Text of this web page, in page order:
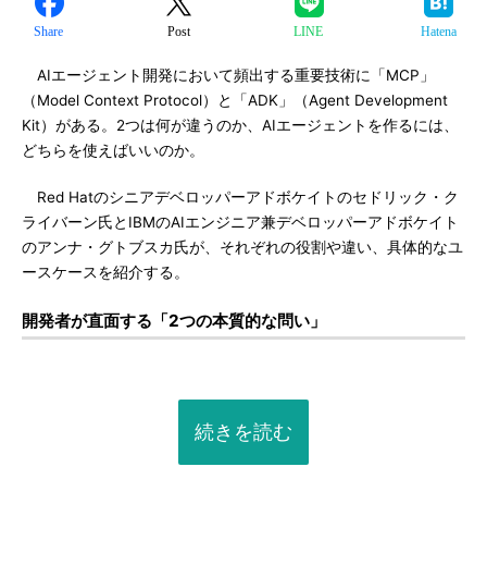
Share Post LINE Hatena
AIエージェント開発において頻出する重要技術に「MCP」
（Model Context Protocol）と「ADK」（Agent Development
Kit）がある。2つは何が違うのか、AIエージェントを作るには、
どちらを使えばいいのか。
Red Hatのシニアデベロッパーアドボケイトのセドリック・ク
ライバーン氏とIBMのAIエンジニア兼デベロッパーアドボケイト
のアンナ・グトブスカ氏が、それぞれの役割や違い、具体的なユ
ースケースを紹介する。
開発者が直面する「2つの本質的な問い」
続きを読む